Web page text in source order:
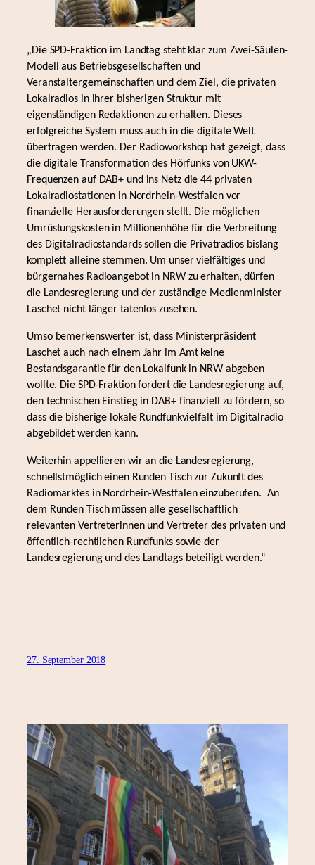
„Die SPD-Fraktion im Landtag steht klar zum Zwei-Säulen-
Modell aus Betriebsgesellschaften und
Veranstaltergemeinschaften und dem Ziel, die privaten
Lokalradios in ihrer bisherigen Struktur mit
eigenständigen Redaktionen zu erhalten. Dieses
erfolgreiche System muss auch in die digitale Welt
übertragen werden. Der Radioworkshop hat gezeigt, dass
die digitale Transformation des Hörfunks von UKW-
Frequenzen auf DAB+ und ins Netz die 44 privaten
Lokalradiostationen in Nordrhein-Westfalen vor
finanzielle Herausforderungen stellt. Die möglichen
Umrüstungskosten in Millionenhöhe für die Verbreitung
des Digitalradiostandards sollen die Privatradios bislang
komplett alleine stemmen. Um unser vielfältiges und
bürgernahes Radioangebot in NRW zu erhalten, dürfen
die Landesregierung und der zuständige Medienminister
Laschet nicht länger tatenlos zusehen.
Umso bemerkenswerter ist, dass Ministerpräsident
Laschet auch nach einem Jahr im Amt keine
Bestandsgarantie für den Lokalfunk in NRW abgeben
wollte. Die SPD-Fraktion fordert die Landesregierung auf,
den technischen Einstieg in DAB+ finanziell zu fördern, so
dass die bisherige lokale Rundfunkvielfalt im Digitalradio
abgebildet werden kann.
Weiterhin appellieren wir an die Landesregierung,
schnellstmöglich einen Runden Tisch zur Zukunft des
Radiomarktes in Nordrhein-Westfalen einzuberufen. An
dem Runden Tisch müssen alle gesellschaftlich
relevanten Vertreterinnen und Vertreter des privaten und
öffentlich-rechtlichen Rundfunks sowie der
Landesregierung und des Landtags beteiligt werden.“
27. September 2018